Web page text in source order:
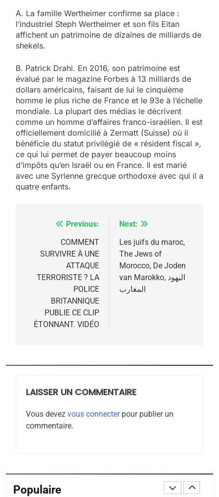
A. La famille Wertheimer confirme sa place :
l’industriel Steph Wertheimer et son fils Eitan
affichent un patrimoine de dizaines de milliards de
shekels.
B. Patrick Drahi. En 2016, son patrimoine est
évalué par le magazine Forbes à 13 milliards de
dollars américains, faisant de lui le cinquième
homme le plus riche de France et le 93e à l’échelle
mondiale. La plupart des médias le décrivent
comme un homme d’affaires franco-israélien. Il est
officiellement domicilié à Zermatt (Suisse) où il
bénéficie du statut privilégié de « résident fiscal »,
ce qui lui permet de payer beaucoup moins
d’impôts qu’en Israël ou en France. Il est marié
avec une Syrienne grecque orthodoxe avec qui il a
quatre enfants.
NavigationPrevious:
COMMENT
SURVIVRE À UNE
ATTAQUE
TERRORISTE ? LA
POLICE
BRITANNIQUE
PUBLIE CE CLIP
ÉTONNANT. VIDÉO
Next:
Les juifs du maroc,
The Jews of
Morocco, De Joden
van Marokko, اليهود
المغارب
LAISSER UN COMMENTAIRE
Vous devez vous connecterpour publier un
commentaire.
Populaire
meurtrière selon le
rapport d’ADL contre
l’antisémitisme
FIÈRE, DIGNE ET RÉSILIENTE :
POURQUOI JE REVENDIQUE
MA JUDAÏTE par Thérèse
Zrihen-Dvir
ISRAÉL
JUDAISME
8
Tafraout, le miel de Tadla